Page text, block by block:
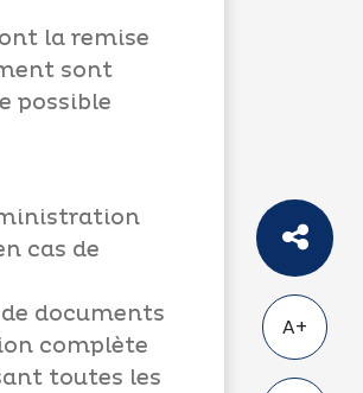
la remise
sont
possible
cas de
documents
complète
toutes les
A+